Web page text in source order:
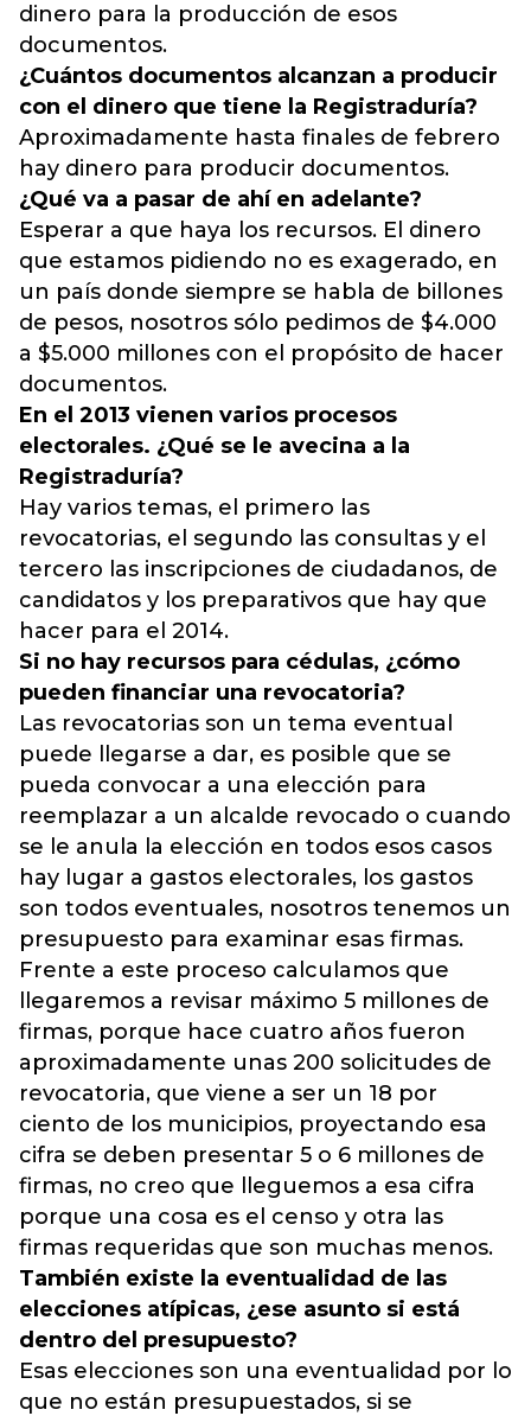
dinero para la producción de esos
documentos.
¿Cuántos documentos alcanzan a producir
con el dinero que tiene la Registraduría?
Aproximadamente hasta finales de febrero
hay dinero para producir documentos.
¿Qué va a pasar de ahí en adelante?
Esperar a que haya los recursos. El dinero
que estamos pidiendo no es exagerado, en
un país donde siempre se habla de billones
de pesos, nosotros sólo pedimos de $4.000
a $5.000 millones con el propósito de hacer
documentos.
En el 2013 vienen varios procesos
electorales. ¿Qué se le avecina a la
Registraduría?
Hay varios temas, el primero las
revocatorias, el segundo las consultas y el
tercero las inscripciones de ciudadanos, de
candidatos y los preparativos que hay que
hacer para el 2014.
Si no hay recursos para cédulas, ¿cómo
pueden financiar una revocatoria?
Las revocatorias son un tema eventual
puede llegarse a dar, es posible que se
pueda convocar a una elección para
reemplazar a un alcalde revocado o cuando
se le anula la elección en todos esos casos
hay lugar a gastos electorales, los gastos
son todos eventuales, nosotros tenemos un
presupuesto para examinar esas firmas.
Frente a este proceso calculamos que
llegaremos a revisar máximo 5 millones de
firmas, porque hace cuatro años fueron
aproximadamente unas 200 solicitudes de
revocatoria, que viene a ser un 18 por
ciento de los municipios, proyectando esa
cifra se deben presentar 5 o 6 millones de
firmas, no creo que lleguemos a esa cifra
porque una cosa es el censo y otra las
firmas requeridas que son muchas menos.
También existe la eventualidad de las
elecciones atípicas, ¿ese asunto si está
dentro del presupuesto?
Esas elecciones son una eventualidad por lo
que no están presupuestados, si se